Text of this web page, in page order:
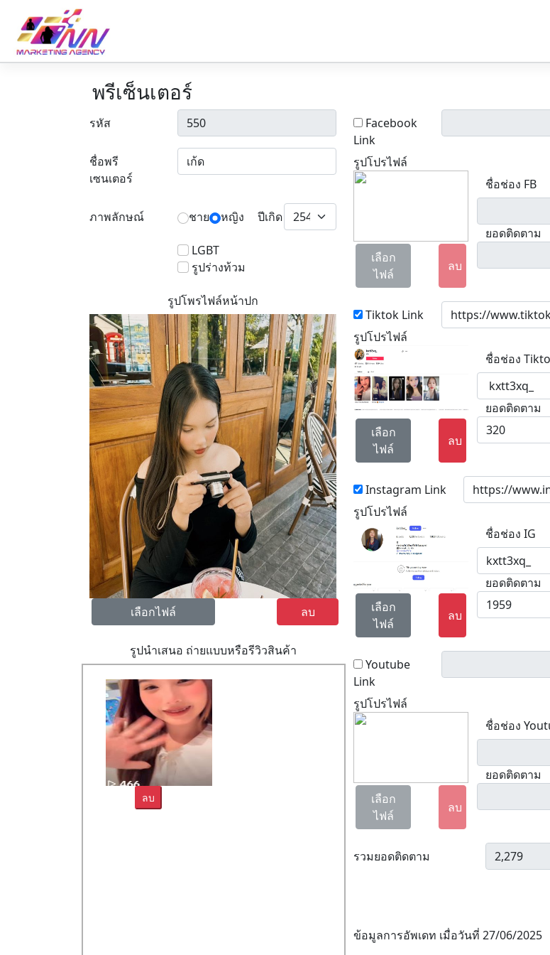
พรีเซ็นเตอร์
รหัส
ชื่อพรี
เซนเตอร์
ภาพลักษณ์ ชาย หญิง ปีเกิด
LGBT
รูปร่างท้วม
รูปโพรไฟล์หน้าปก
เลือกไฟล์ ลบ
รูปนำเสนอ ถ่ายแบบหรือรีวิวสินค้า
ลบ
Facebook
Link
รูปโปรไฟล์
เลือก
ไฟล์
ลบ
ชื่อช่อง FB
ยอดติดตาม
Tiktok Link
รูปโปรไฟล์
เลือก
ไฟล์
ลบ
ชื่อช่อง
ยอดติดตาม
Instagram Link
รูปโปรไฟล์
เลือก
ไฟล์
ลบ
ชื่อช่อง IG
ยอดติดตาม
Youtube
Link
รูปโปรไฟล์
เลือก
ไฟล์
ลบ
ชื่อช่อง
ยอดติดตาม
รวมยอดติดตาม
ข้อมูลการอัพเดท เมื่อวันที่ 27/06/2025